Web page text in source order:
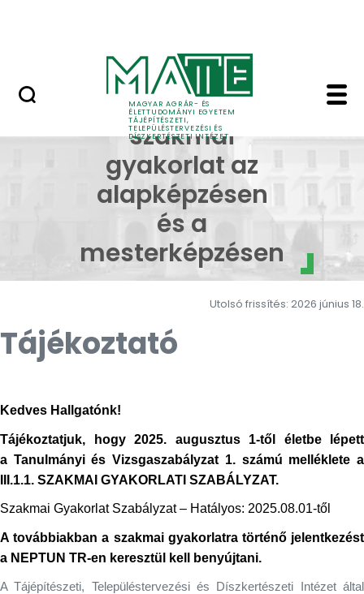
MAGYAR AGRÁR- ÉS
ÉLETTUDOMÁNYI EGYETEM
TÁJÉPÍTÉSZETI,
TELEPÜLÉSTERVEZÉSI ÉS
DÍSZKERTÉSZETI INTÉZET
Szakmai gyakorlat
Összefüggő
szakmai
gyakorlat az
alapképzésen
és a
mesterképzésen
Utolsó frissítés: 2026 június 18.
Tájékoztató
Kedves Hallgatónk!
Tájékoztatjuk, hogy 2025. augusztus 1-től életbe lépett
a Tanulmányi és Vizsgaszabályzat 1. számú melléklete a
III.1.1. SZAKMAI GYAKORLATI SZABÁLYZAT.
Szakmai Gyakorlat Szabályzat – Hatályos: 2025.08.01-től
A továbbiakban a szakmai gyakorlatra történő jelentkezést
a NEPTUN TR-en keresztül kell benyújtani.
A Tájépítészeti, Településtervezési és Díszkertészeti Intézet által